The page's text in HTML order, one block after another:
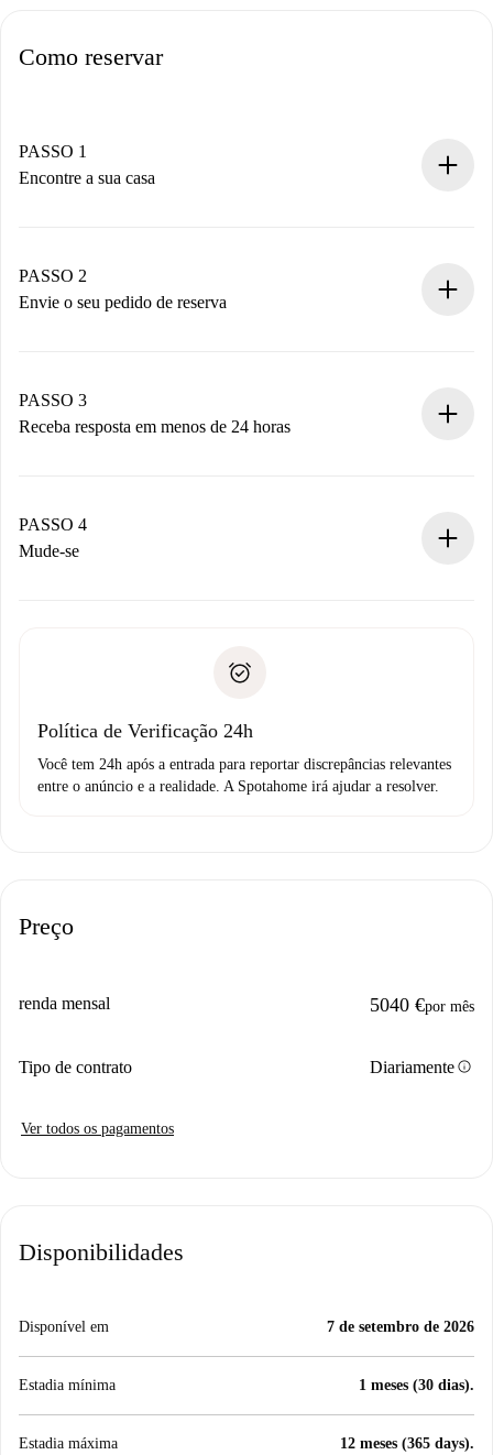
Como reservar
PASSO 1
Encontre a sua casa
Você tem todas as informações necessárias
antecipadamente.
PASSO 2
Envie o seu pedido de reserva
Não cobramos nada até que o proprietário confirme.
PASSO 3
Receba resposta em menos de 24 horas
proprietário.
Se recusada: não cobraremos nada e ofereceremos
Débito direto bancário
PASSO 4
Mude-se
não comunicar nenhum problema.
Política de Verificação 24h
Você tem 24h após a entrada para reportar discrepâncias relevantes
entre o anúncio e a realidade. A Spotahome irá ajudar a resolver.
Preço
renda mensal 5040 €por mês
Tipo de contrato Diariamenteinfo
Ver todos os pagamentos
Disponibilidades
Disponível em 7 de setembro de 2026
Estadia mínima 1 meses (30 dias).
Estadia máxima 12 meses (365 days).